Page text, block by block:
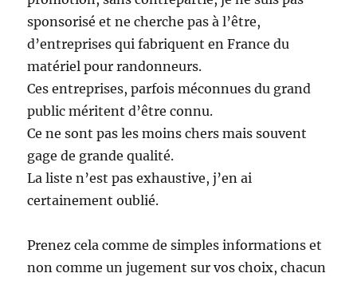
sponsorisé et ne cherche pas à l’être,
d’entreprises qui fabriquent en France du
matériel pour randonneurs.
Ces entreprises, parfois méconnues du grand
public méritent d’être connu.
Ce ne sont pas les moins chers mais souvent
gage de grande qualité.
La liste n’est pas exhaustive, j’en ai
certainement oublié.
Prenez cela comme de simples informations et
non comme un jugement sur vos choix, chacun